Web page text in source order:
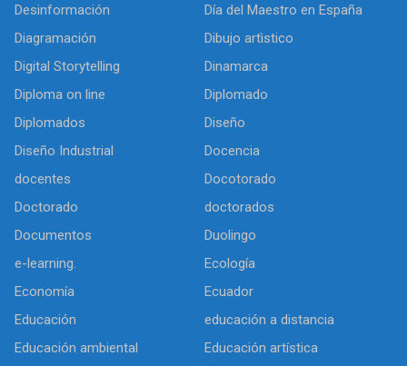
Desinformación
Día del Maestro en España
Diagramación
Dibujo artìstico
Digital Storytelling
Dinamarca
Diploma on line
Diplomado
Diplomados
Diseño
Diseño Industrial
Docencia
docentes
Docotorado
Doctorado
doctorados
Documentos
Duolingo
e-learning.
Ecología
Economía
Ecuador
Educación
educación a distancia
Educación ambiental
Educación artística